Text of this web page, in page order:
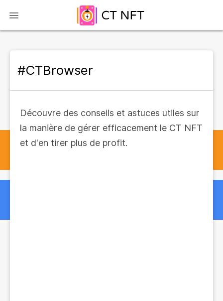
#CTBrowser
Découvre des conseils et astuces utiles sur
la manière de gérer efficacement le CT NFT
et d'en tirer plus de profit.